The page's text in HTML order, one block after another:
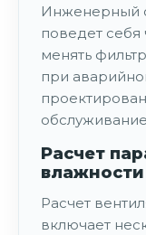
Инженерный
поведет себя
менять
при
Расчет
Расчет
включает